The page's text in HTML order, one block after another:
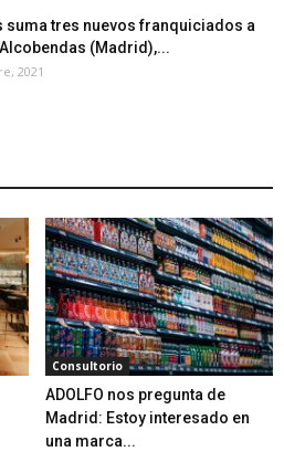
suma tres nuevos franquiciados a
(Madrid),...
2021
Consultorio
ADOLFO nos pregunta de
Madrid: Estoy interesado en
una marca...